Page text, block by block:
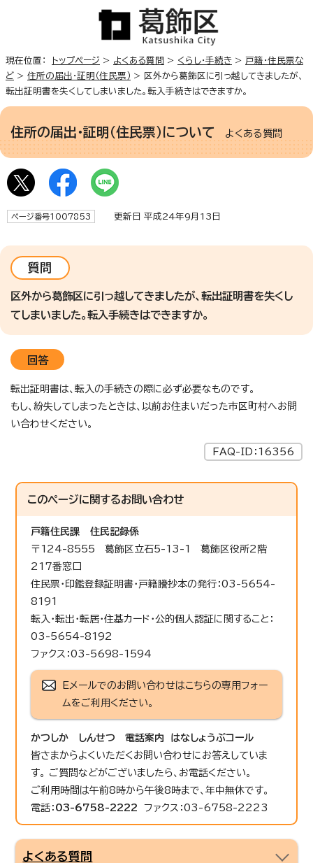
現在位置： トップページ > よくある質問 > くらし・手続き > 戸籍・住民票な
ど > 住所の届出・証明（住民票） > 区外から葛飾区に引っ越してきましたが、
転出証明書を失くしてしまいました。転入手続きはできますか。
住所の届出・証明（住民票）について よくある質問
ページ番号1007853 更新日 平成24年9月13日
質問
区外から葛飾区に引っ越してきましたが、転出証明書を失くし
てしまいました。転入手続きはできますか。
回答
転出証明書は、転入の手続きの際に必ず必要なものです。
もし、紛失してしまったときは、以前お住まいだった市区町村へお問
い合わせください。
FAQ-ID：16356
このページに関するお問い合わせ
戸籍住民課
住民記録係
〒124-8555 葛飾区立石5-13-1 葛飾区役所2階
217番窓口
住民票・印鑑登録証明書・戸籍謄抄本の発行：03-5654-
8191
転入・転出・転居・住基カード・公的個人認証に関すること：
03-5654-8192
ファクス：03-5698-1594
Eメールでのお問い合わせはこちらの専用フォー
ムをご利用ください。
かつしか しんせつ 電話案内 はなしょうぶコール
皆さまからよくいただくお問い合わせにお答えしていま
す。 ご質問などがございましたら、お電話ください。
ご利用時間は午前8時から午後8時まで、年中無休です。
電話： 03-6758-2222 ファクス：03-6758-2223
よくある質問